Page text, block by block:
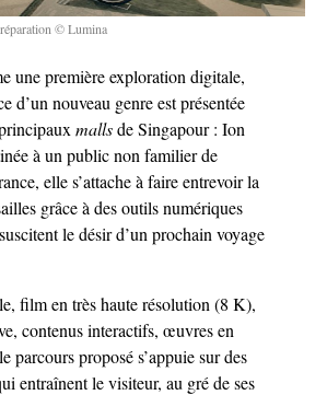
© Lumina
une première exploration digitale,
d’un nouveau genre est présentée
mallsde Singapour : Ion
à un public non familier de
elle s’attache à faire entrevoir la
grâce à des outils numériques
le désir d’un prochain voyage
film en très haute résolution (8 K),
contenus interactifs, œuvres en
proposé s’appuie sur des
entraînent le visiteur, au gré de ses